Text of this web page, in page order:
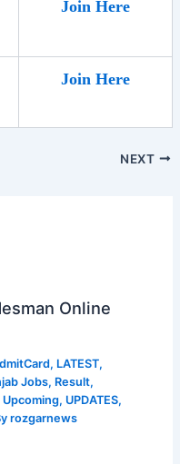
Join Here
Join Here
NEXT
Online
, LATEST,
Jobs, Result,
Upcoming, UPDATES,
rozgarnews